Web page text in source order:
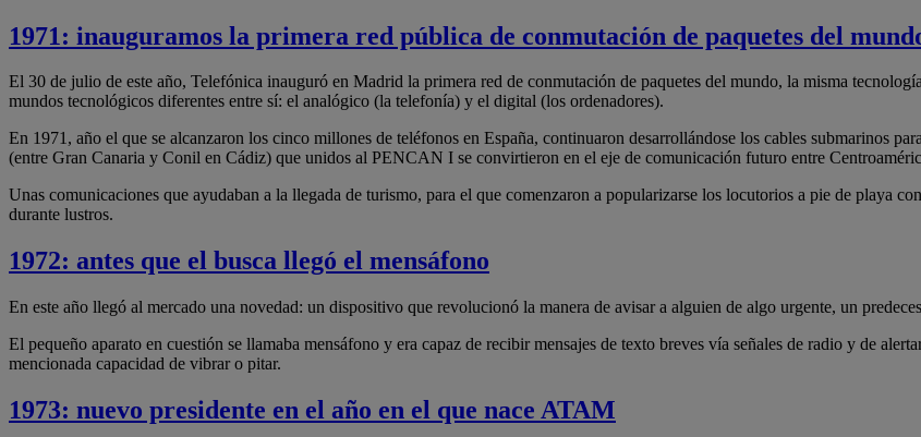
1971: inauguramos la primera red pública de conmutación de paquetes del
El 30 de julio de este año, Telefónica inauguró en Madrid la primera red de conmutación de paquetes del mundo, la misma
mundos tecnológicos diferentes entre sí: el analógico (la telefonía) y el digital (los ordenadores).
En 1971, año el que se alcanzaron los cinco millones de teléfonos en España, continuaron desarrollándose los cables submarinos
(entre Gran Canaria y Conil en Cádiz) que unidos al PENCAN I se convirtieron en el eje de comunicación futuro entre
Unas comunicaciones que ayudaban a la llegada de turismo, para el que comenzaron a popularizarse los locutorios a pie de playa
durante lustros.
1972: antes que el busca llegó el mensáfono
En este año llegó al mercado una novedad: un dispositivo que revolucionó la manera de avisar a alguien de algo urgente, un
El pequeño aparato en cuestión se llamaba mensáfono y era capaz de recibir mensajes de texto breves vía señales de radio y de
mencionada capacidad de vibrar o pitar.
1973: nuevo presidente en el año en el que nace ATAM